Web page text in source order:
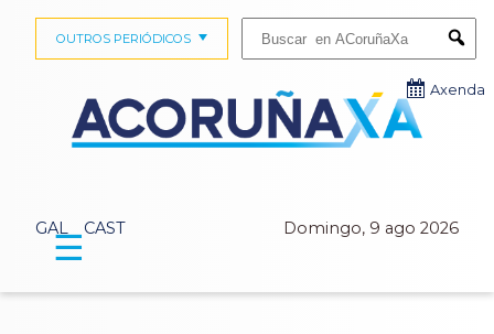
GAL CAST Domingo, 9 ago 2026
OUTROS PERIÓDICOS
Axenda
☰